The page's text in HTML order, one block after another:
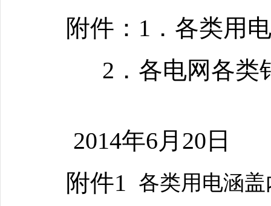
附件：1．各类用
2．各电网各类
2014年6月20日
附件1
各类用电涵盖